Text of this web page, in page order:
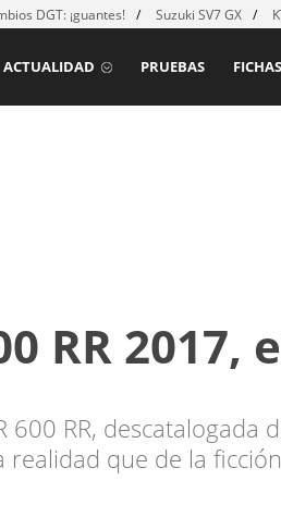
DGT: ¡guantes! Suzuki SV7 GX
PRUEBAS
ACTUALIDAD
RR 2017,
600 RR, descatalogada
realidad que de la